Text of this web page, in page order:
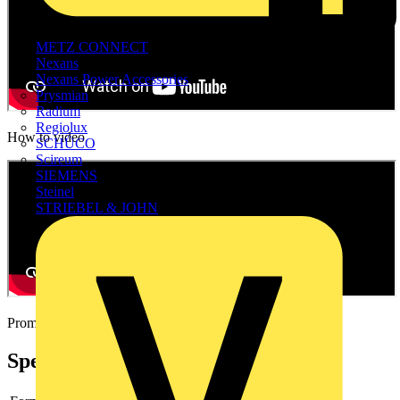
METZ CONNECT
Nexans
Nexans Power Accessories
Prysmian
Radium
Regiolux
SCHÜCO
Scireum
SIEMENS
Steinel
STRIEBEL & JOHN
How to video
Promotional video
Spezifikationen